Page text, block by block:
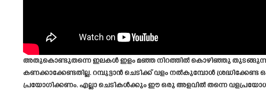
അതുകൊണ്ടുതന്നെ ഇലകൾ ഇളം മഞ്ഞ നിറത്തിൽ കൊഴിഞ്ഞു തുടങ്ങുന്നത്
കണക്കാക്കേണ്ടതില്ല. റമ്പുട്ടാൻ ചെടിക്ക് വളം നൽകുമ്പോൾ
പ്രയോഗിക്കണം. എല്ലാ ചെടികൾക്കും ഈ ഒരു അളവിൽ തന്നെ